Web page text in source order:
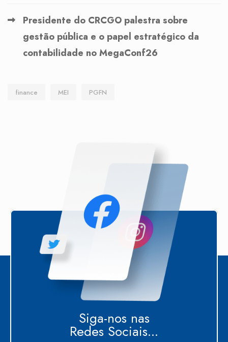
Presidente do CRCGO palestra sobre
gestão pública e o papel estratégico da
contabilidade no MegaConf26
finance MEI PGFN
Siga-nos nas
Redes Sociais...